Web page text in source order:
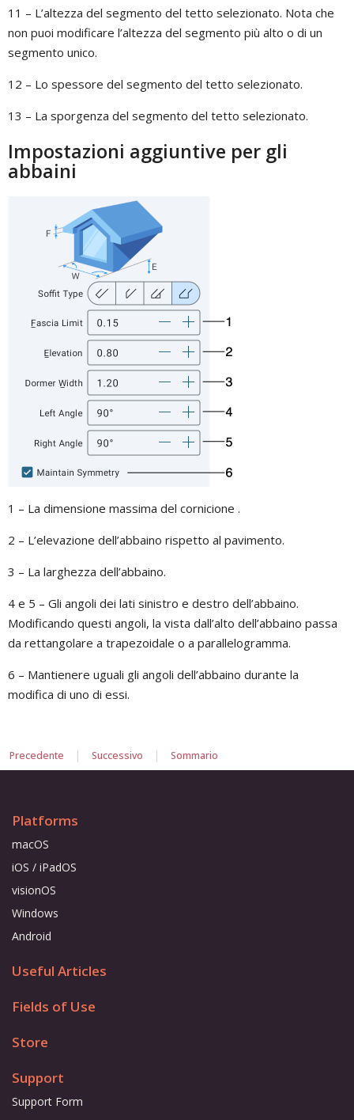
11 – L’altezza del segmento del tetto selezionato. Nota che
non puoi modificare l’altezza del segmento più alto o di un
segmento unico.
12 – Lo spessore del segmento del tetto selezionato.
13 – La sporgenza del segmento del tetto selezionato.
Impostazioni aggiuntive per gli
abbaini
1 – La dimensione massima del cornicione .
2 – L’elevazione dell’abbaino rispetto al pavimento.
3 – La larghezza dell’abbaino.
4 e 5 – Gli angoli dei lati sinistro e destro dell’abbaino.
Modificando questi angoli, la vista dall’alto dell’abbaino passa
da rettangolare a trapezoidale o a parallelogramma.
6 – Mantienere uguali gli angoli dell’abbaino durante la
modifica di uno di essi.
Precedente | Successivo | Sommario
Platforms
macOS
iOS / iPadOS
visionOS
Windows
Android
Useful Articles
Fields of Use
Store
Support
Support Form